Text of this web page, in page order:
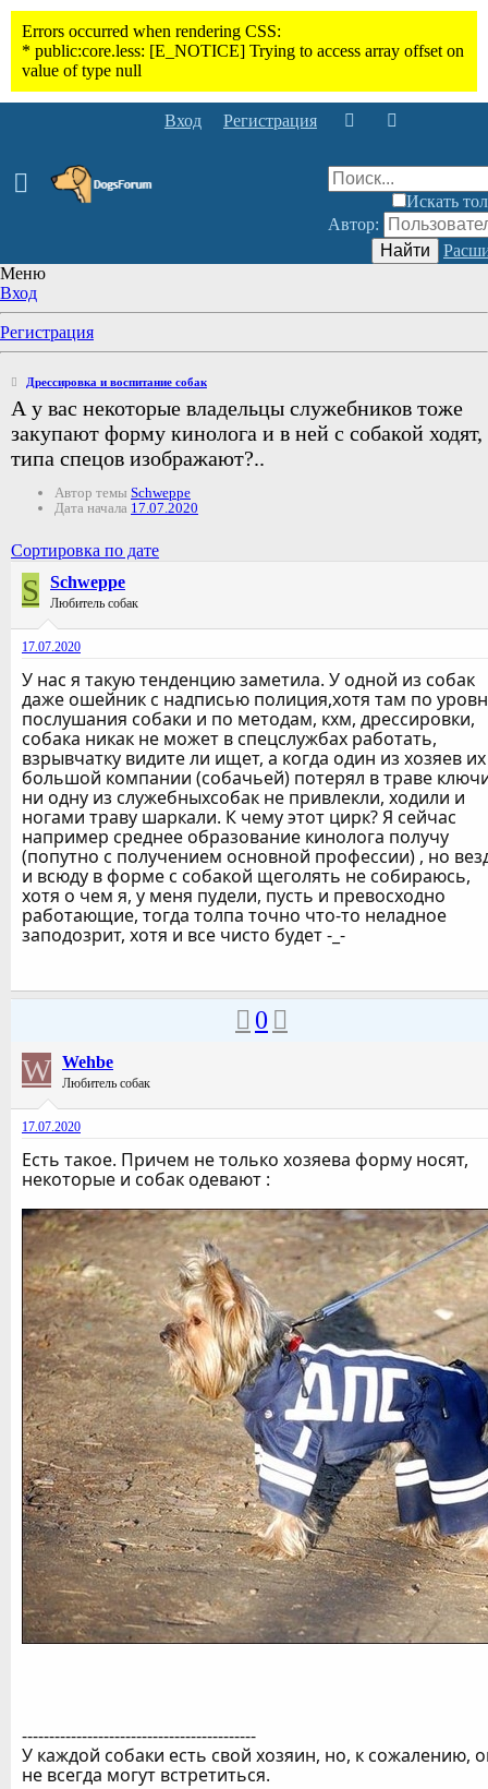
Вход Регистрация
Искать
Автор:
Найти
Меню
Вход
Регистрация
Дрессировка и воспитание собак
А у вас некоторые владельцы служебников тоже
закупают форму кинолога и в ней с собакой ходят,
типа спецов изображают?..
Автор темы Schweppe
Дата начала 17.07.2020
Сортировка по дате
S Schweppe
Любитель собак
17.07.2020
У нас я такую тенденцию заметила. У одной из собак
даже ошейник с надписью полиция,хотя там по
послушания собаки и по методам, кхм, дрессировки,
собака никак не может в спецслужбах работать,
взрывчатку видите ли ищет, а когда один из хозяев их
большой компании (собачьей) потерял в траве
ни одну из служебныхсобак не привлекли, ходили и
ногами траву шаркали. К чему этот цирк? Я сейчас
например среднее образование кинолога получу
(попутно с получением основной профессии) , но
и всюду в форме с собакой щеголять не собираюсь,
хотя о чем я, у меня пудели, пусть и превосходно
работающие, тогда толпа точно что-то неладное
заподозрит, хотя и все чисто будет -_-
0
W Wehbe
Любитель собак
17.07.2020
Есть такое. Причем не только хозяева форму носят,
некоторые и собак одевают :
-------------------------------------------
У каждой собаки есть свой хозяин, но, к сожалению,
не всегда могут встретиться.